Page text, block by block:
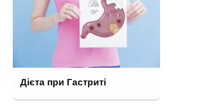
Дієта при Гастриті